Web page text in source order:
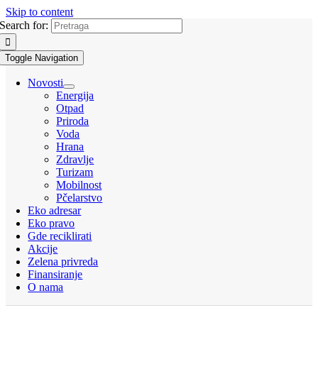
Skip to content
Search for:
Toggle Navigation
Novosti
Energija
Otpad
Priroda
Voda
Hrana
Zdravlje
Turizam
Mobilnost
Pčelarstvo
Eko adresar
Eko pravo
Gde reciklirati
Akcije
Zelena privreda
Finansiranje
O nama